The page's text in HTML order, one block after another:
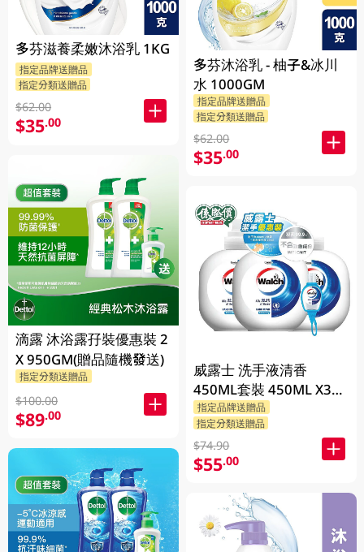
多芬滋養柔嫩沐浴乳 1KG
指定品牌送贈品
指定分類送贈品
$62.00
$35.00
滴露 沐浴露孖裝優惠裝 2
X 950GM(贈品隨機發送)
指定分類送贈品
$100.00
$89.00
多芬沐浴乳 - 柚子&冰川
水 1000GM
指定品牌送贈品
指定分類送贈品
$62.00
$35.00
威露士 洗手液清香
450ML套裝 450ML X3
BP
指定品牌送贈品
指定分類送贈品
$74.90
$55.00